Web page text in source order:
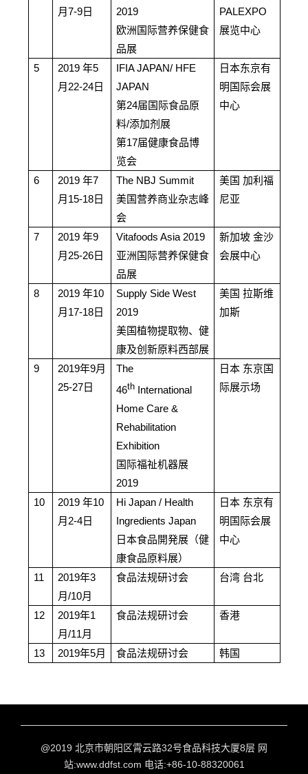
月7-9日
2019
欧洲国际营养保健食
品展
PALEXPO
展览中心
5 2019 年5
月22-24日
IFIA JAPAN/ HFE
JAPAN
第24届国际食品原
料/添加剂展
第17届健康食品博
览会
日本东京有
明国际会展
中心
6 2019 年7
月15-18日
The NBJ Summit
美国营养商业杂志峰
会
美国 加利福
尼亚
7 2019 年9
月25-26日
Vitafoods Asia 2019
亚洲国际营养保健食
品展
新加坡 金沙
会展中心
8 2019 年10
月17-18日
Supply Side West
2019
美国植物提取物、健
康及创新原料西部展
美国 拉斯维
加斯
9 2019年9月
25-27日
The
46thInternational
Home Care &
Rehabilitation
Exhibition
国际福祉机器展
2019
日本 东京国
际展示场
10 2019 年10
月2-4日
Hi Japan / Health
Ingredients Japan
日本食品開発展（健
康食品原料展）
日本 东京有
明国际会展
中心
11 2019年3
月/10月
食品法规研讨会 台湾 台北
12 2019年1
月/11月
食品法规研讨会 香港
13 2019年5月 食品法规研讨会 韩国
@2019 北京市朝阳区霄云路32号食品科技大厦8层 网
站:www.ddfst.com 电话:+86-10-88320061